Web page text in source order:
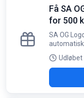
Få SA
for 500
SA OG
Udløbet